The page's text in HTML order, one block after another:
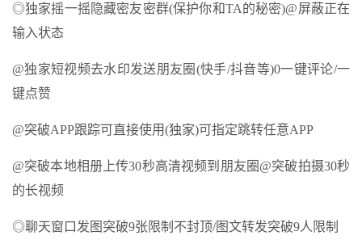
◎独家摇一摇隐藏密友密群(保护你和TA的秘密)@屏蔽正在
输入状态
@独家短视频去水印发送朋友圈(快手/抖音等)0一键评论/一
键点赞
@突破APP跟踪可直接使用(独家)可指定跳转任意APP
@突破本地相册上传30秒高清视频到朋友圈@突破拍摄30秒
的长视频
◎聊天窗口发图突破9张限制不封顶/图文转发突破9人限制